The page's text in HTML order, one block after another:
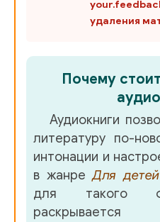
удаления
Почему
Аудиокниги
литературу по-
интонации и
в жанреДля детей
для такого